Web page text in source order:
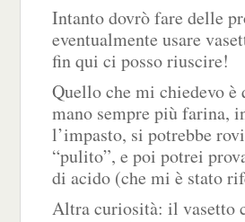
Intanto dovrò fare delle
eventualmente usare
fin qui ci posso riuscire!
Quello che mi chiedevo
mano sempre più farina,
l’impasto, si potrebbe
“pulito”, e poi potrei
di acido (che mi è stato
Altra curiosità: il vasetto